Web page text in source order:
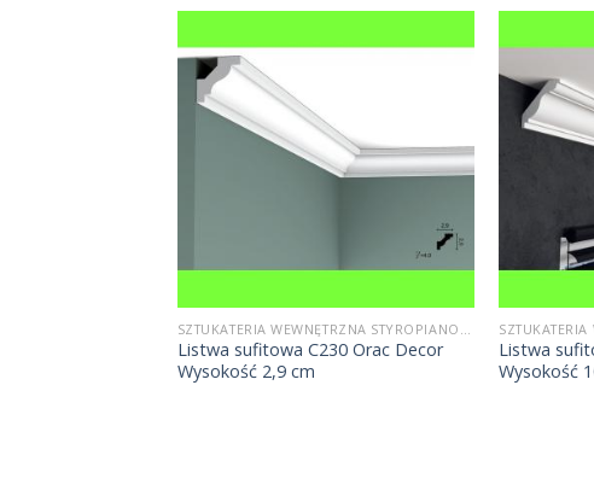
Listwa sufitowa C230 Orac Decor
Wysokość 2,9 cm
Listwa
Wysokość